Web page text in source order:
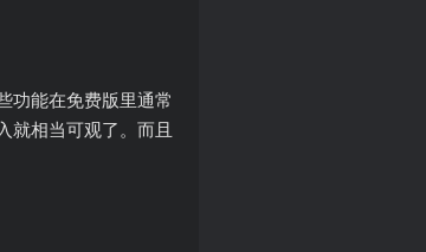
功能在免费版里通常
就相当可观了。而且